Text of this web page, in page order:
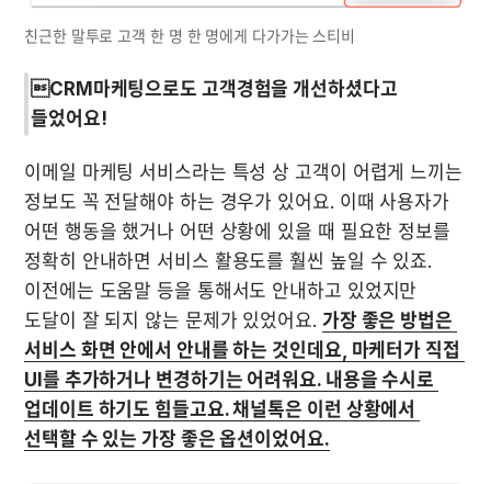
친근한 말투로 고객 한 명 한 명에게 다가가는 스티비
CRM마케팅으로도 고객경험을 개선하셨다고
들었어요!
이메일 마케팅 서비스라는 특성 상 고객이 어렵게 느끼는
정보도 꼭 전달해야 하는 경우가 있어요. 이때 사용자가
어떤 행동을 했거나 어떤 상황에 있을 때 필요한 정보를
정확히 안내하면 서비스 활용도를 훨씬 높일 수 있죠.
이전에는 도움말 등을 통해서도 안내하고 있었지만
도달이 잘 되지 않는 문제가 있었어요. 가장 좋은 방법은
서비스 화면 안에서 안내를 하는 것인데요, 마케터가 직접
UI를 추가하거나 변경하기는 어려워요. 내용을 수시로
업데이트 하기도 힘들고요. 채널톡은 이런 상황에서
선택할 수 있는 가장 좋은 옵션이었어요.